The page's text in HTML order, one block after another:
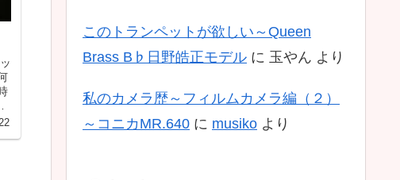
このトランペットが欲しい～Queen
Brass B♭日野皓正モデル に 玉やん より
私のカメラ歴～フィルムカメラ編（２）
～コニカMR.640 に musiko より